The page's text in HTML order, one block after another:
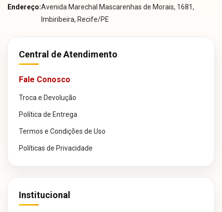
Endereço:Avenida Marechal Mascarenhas de Morais, 1681,
Imbiribeira, Recife/PE
Central de Atendimento
Fale Conosco
Troca e Devolução
Política de Entrega
Termos e Condições de Uso
Políticas de Privacidade
Institucional